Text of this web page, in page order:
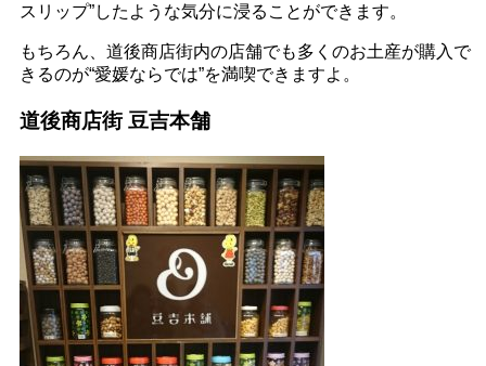
スリップ”したような気分に浸ることができます。
もちろん、道後商店街内の店舗でも多くのお土産が購入で
きるのが“愛媛ならでは”を満喫できますよ。
道後商店街 豆吉本舗